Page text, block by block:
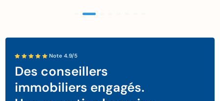
Note 4.9/5
Des conseillers
immobiliers engagés.